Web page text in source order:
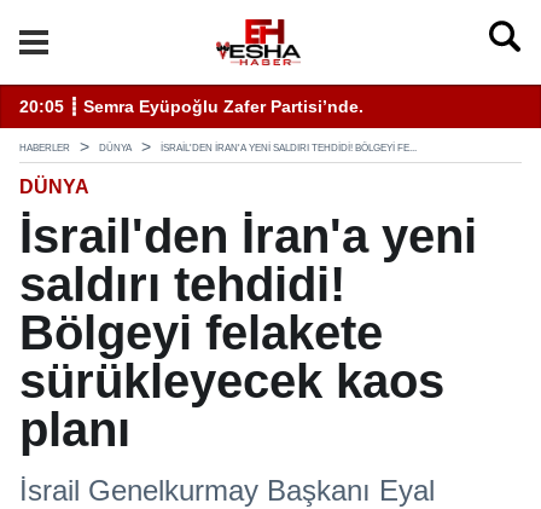
Hizmet İçin Bilinmesi Gerekenler
20:05 ┋ Semra Eyüpoğlu Zafer Partisi’nde.
HABERLER DÜNYA İSRAIL'DEN İRAN'A YENI SALDIRI TEHDIDI! BÖLGEYI FE...
DÜNYA
İsrail'den İran'a yeni
saldırı tehdidi!
Bölgeyi felakete
sürükleyecek kaos
planı
İsrail Genelkurmay Başkanı Eyal